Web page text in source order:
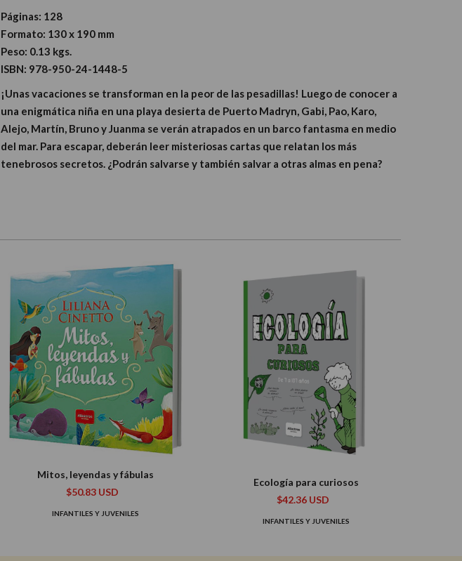
Páginas: 128
Formato: 130 x 190 mm
Peso: 0.13 kgs.
ISBN: 978-950-24-1448-5
¡Unas vacaciones se transforman en la peor de las pesadillas! Luego de conocer a
una enigmática niña en una playa desierta de Puerto Madryn, Gabi, Pao, Karo,
Alejo, Martín, Bruno y Juanma se verán atrapados en un barco fantasma en medio
del mar. Para escapar, deberán leer misteriosas cartas que relatan los más
tenebrosos secretos. ¿Podrán salvarse y también salvar a otras almas en pena?
Mitos, leyendas y fábulas
$50.83 USD
INFANTILES Y JUVENILES
Ecología para curiosos
$42.36 USD
INFANTILES Y JUVENILES